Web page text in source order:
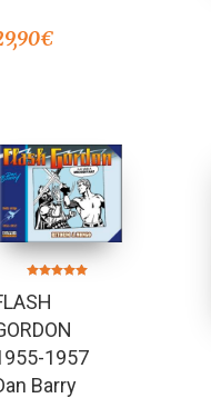
€
5.00
de 5
1957
Barry